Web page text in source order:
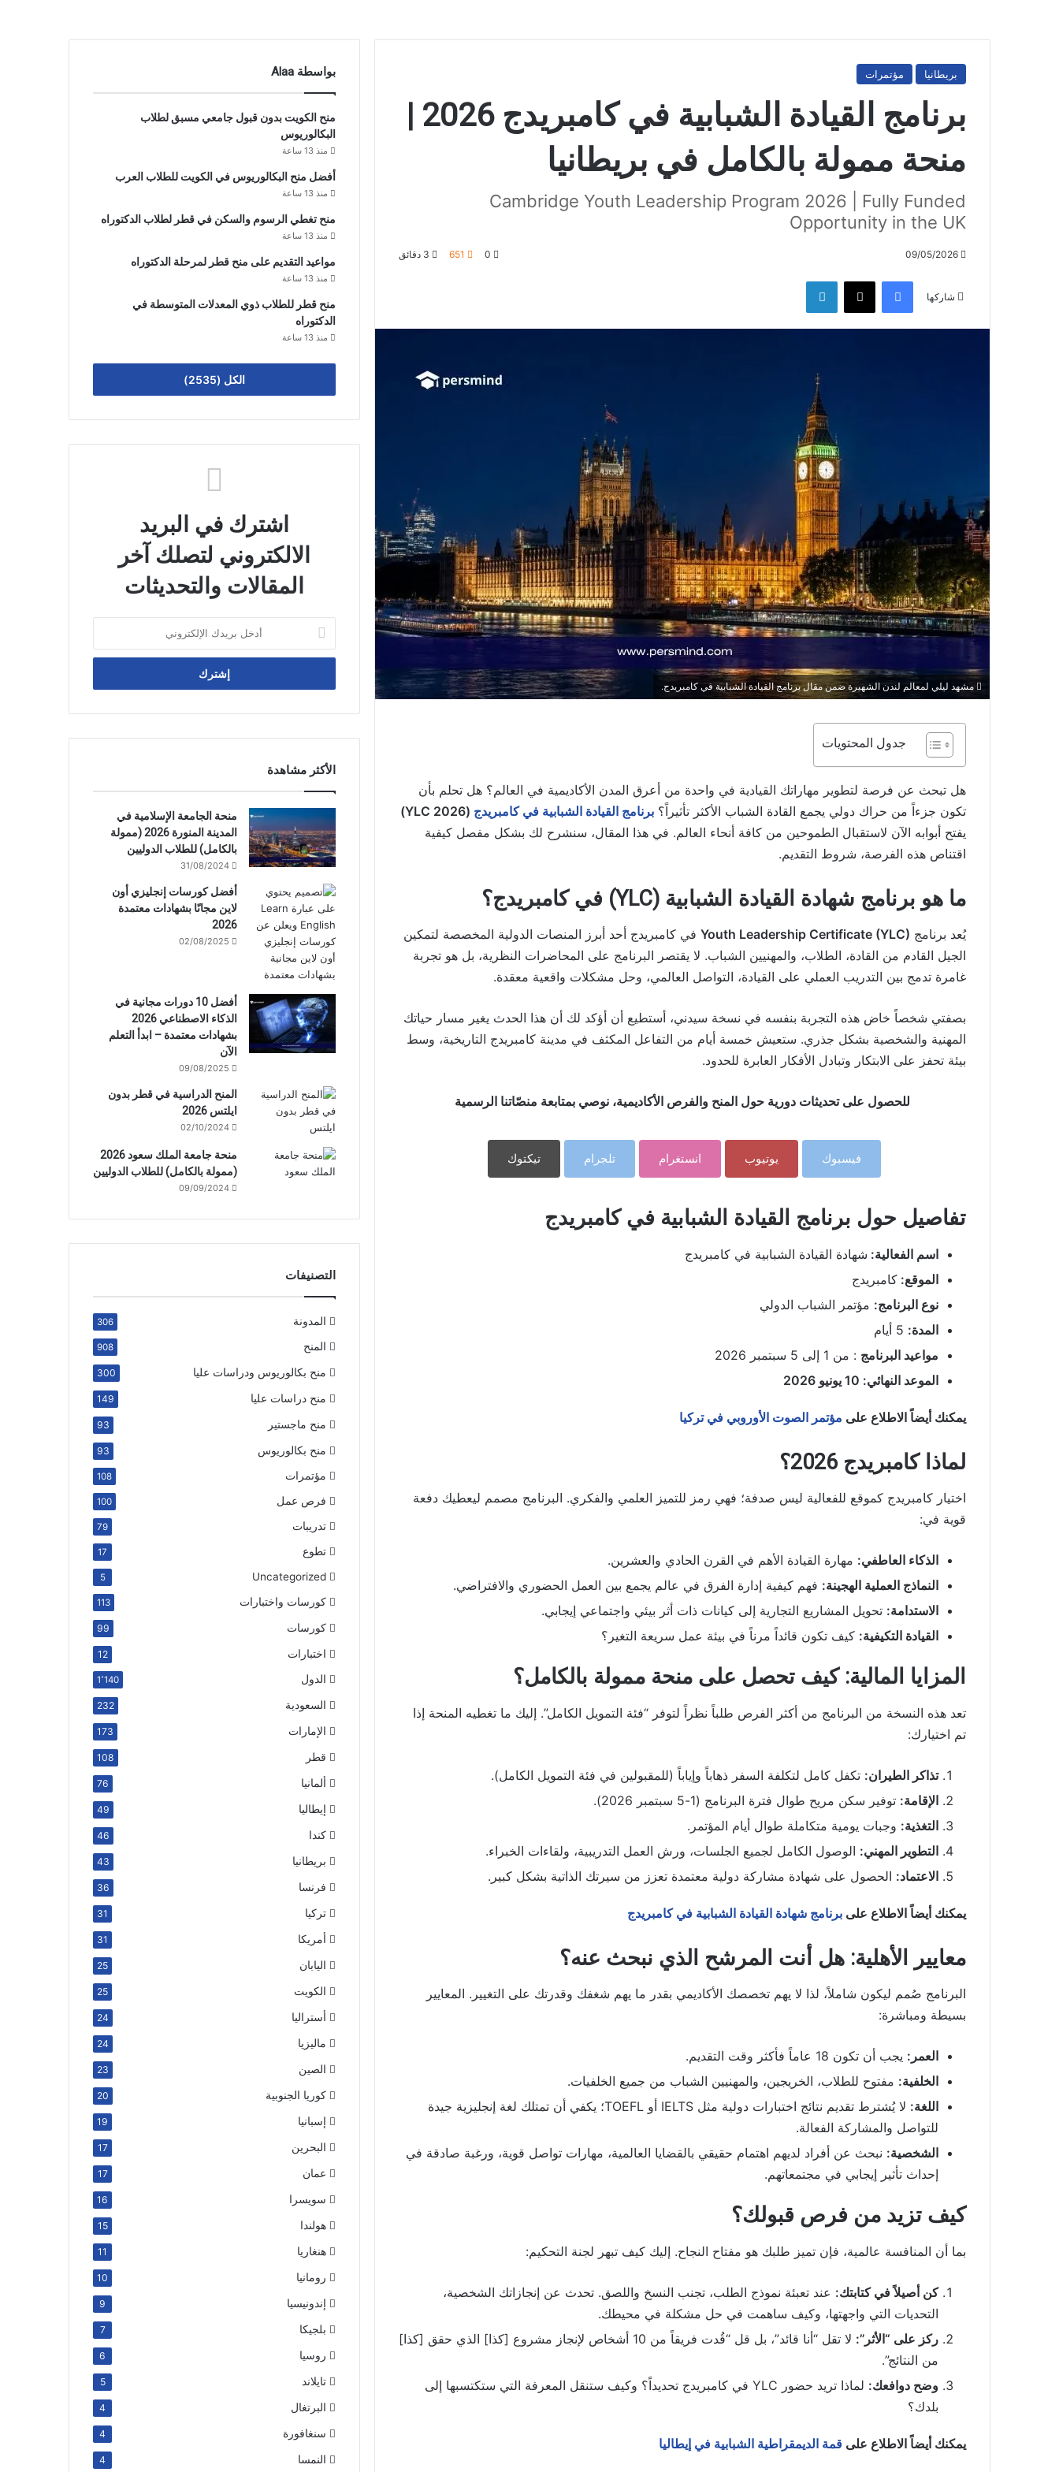
بريطانيا مؤتمرات
برنامج القيادة الشبابية في كامبريدج 2026 |
منحة ممولة بالكامل في بريطانيا
Cambridge Youth Leadership Program 2026 | Fully Funded
Opportunity in the UK
09/05/2026
0
651
شاركها
فيسبوك ‫X لينكدإن
مشهد ليلي لمعالم لندن الشهيرة ضمن مقال برنامج القيادة الشبابية في كامبريدج.
جدول المحتويات
هل تبحث عن فرصة لتطوير مهاراتك القيادية في واحدة من أعرق المدن الأكاديمية في العالم؟ هل تحلم بأن
تكون جزءاً من حراك دولي يجمع القادة الشباب الأكثر تأثيراً؟ برنامج القيادة الشبابية في كامبريدج (YLC 2026)
يفتح أبوابه الآن لاستقبال الطموحين من كافة أنحاء العالم. في هذا المقال، سنشرح لك بشكل مفصل كيفية
اقتناص هذه الفرصة، شروط التقديم.
ما هو برنامج شهادة القيادة الشبابية (YLC) في كامبريدج؟
يُعد برنامج Youth Leadership Certificate (YLC) في كامبريدج أحد أبرز المنصات الدولية المخصصة لتمكين
الجيل القادم من القادة، الطلاب، والمهنيين الشباب. لا يقتصر البرنامج على المحاضرات النظرية، بل هو تجربة
غامرة تدمج بين التدريب العملي على القيادة، التواصل العالمي، وحل مشكلات واقعية معقدة.
بصفتي شخصاً خاض هذه التجربة بنفسه في نسخة سيدني، أستطيع أن أؤكد لك أن هذا الحدث يغير مسار حياتك
المهنية والشخصية بشكل جذري. ستعيش خمسة أيام من التفاعل المكثف في مدينة كامبريدج التاريخية، وسط
بيئة تحفز على الابتكار وتبادل الأفكار العابرة للحدود.
للحصول على تحديثات دورية حول المنح والفرص الأكاديمية، نوصي بمتابعة منصّاتنا الرسمية
فيسبوك يوتيوب انستغرام تلجرام تيكتوك
تفاصيل حول برنامج القيادة الشبابية في كامبريدج
اسم الفعالية: شهادة القيادة الشبابية في كامبريدج
الموقع: كامبريدج
نوع البرنامج: مؤتمر الشباب الدولي
المدة:
مواعيد البرنامج : من 1 إلى 5 سبتمبر 2026
الموعد النهائي: 10 يونيو 2026
يمكنك أيضاً الاطلاع على مؤتمر الصوت الأوروبي في تركيا
لماذا كامبريدج 2026؟
اختيار كامبريدج كموقع للفعالية ليس صدفة؛ فهي رمز للتميز العلمي والفكري. البرنامج مصمم ليعطيك دفعة
قوية في:
الذكاء العاطفي: مهارة القيادة الأهم في القرن الحادي والعشرين.
النماذج العملية الهجينة: فهم كيفية إدارة الفرق في عالم يجمع بين العمل الحضوري والافتراضي.
الاستدامة: تحويل المشاريع التجارية إلى كيانات ذات أثر بيئي واجتماعي إيجابي.
القيادة التكيفية: كيف تكون قائداً مرناً في بيئة عمل سريعة التغير؟
المزايا المالية: كيف تحصل على منحة ممولة بالكامل؟
تعد هذه النسخة من البرنامج من أكثر الفرص طلباً نظراً لتوفر “فئة التمويل الكامل”. إليك ما تغطيه المنحة إذا
تم اختيارك:
تذاكر الطيران: تكفل كامل لتكلفة السفر ذهاباً وإياباً (للمقبولين في فئة التمويل الكامل).
الإقامة: توفير سكن مريح طوال فترة البرنامج (1-5 سبتمبر 2026).
التغذية: وجبات يومية متكاملة طوال أيام المؤتمر.
التطوير المهني: الوصول الكامل لجميع الجلسات، ورش العمل التدريبية، ولقاءات الخبراء.
الاعتماد: الحصول على شهادة مشاركة دولية معتمدة تعزز من سيرتك الذاتية بشكل كبير.
يمكنك أيضاً الاطلاع على برنامج شهادة القيادة الشبابية في كامبريدج
معايير الأهلية: هل أنت المرشح الذي نبحث عنه؟
البرنامج صُمم ليكون شاملاً، لذا لا يهم تخصصك الأكاديمي بقدر ما يهم شغفك وقدرتك على التغيير. المعايير
بسيطة ومباشرة:
العمر: يجب أن تكون 18 عاماً فأكثر وقت التقديم.
الخلفية: مفتوح للطلاب، الخريجين، والمهنيين الشباب من جميع الخلفيات.
اللغة:
لا يُشترط تقديم نتائج اختبارات دولية مثل IELTS أو TOEFL؛ يكفي أن تمتلك لغة إنجليزية جيدة
للتواصل والمشاركة الفعالة.
الشخصية: نبحث عن أفراد لديهم اهتمام حقيقي بالقضايا العالمية، مهارات تواصل قوية، ورغبة صادقة في
إحداث تأثير إيجابي في مجتمعاتهم.
كيف تزيد من فرص قبولك؟
بما أن المنافسة عالمية، فإن تميز طلبك هو مفتاح النجاح. إليك كيف تبهر لجنة التحكيم:
كن أصيلاً في كتابتك: عند تعبئة نموذج الطلب، تجنب النسخ واللصق. تحدث عن إنجازاتك الشخصية،
التحديات التي واجهتها، وكيف ساهمت في حل مشكلة في محيطك.
ركز على “الأثر”:
لا تقل “أنا قائد”، بل قل “قُدت فريقاً من 10 أشخاص لإنجاز مشروع [كذا] الذي حقق [كذا]
من النتائج”.
وضح دوافعك:
لماذا تريد حضور YLC في كامبريدج تحديداً؟ وكيف ستنقل المعرفة التي ستكتسبها إلى
بلدك؟
يمكنك أيضاً الاطلاع على قمة الديمقراطية الشبابية في إيطاليا
بواسطة Alaa
منح الكويت بدون قبول جامعي مسبق لطلاب
البكالوريوس
منذ 13 ساعة
أفضل منح البكالوريوس في الكويت للطلاب العرب
منذ 13 ساعة
منح تغطي الرسوم والسكن في قطر لطلاب الدكتوراه
منذ 13 ساعة
مواعيد التقديم على منح قطر لمرحلة الدكتوراه
منذ 13 ساعة
منح قطر للطلاب ذوي المعدلات المتوسطة في
الدكتوراه
منذ 13 ساعة
الكل (2535)
اشترك في البريد
الالكتروني لتصلك آخر
المقالات والتحديثات
بريدك
الإلكتروني
الأكثر مشاهدة
منحة الجامعة الإسلامية في
المدينة المنورة 2026 (ممولة
بالكامل) للطلاب الدوليين
31/08/2024
أفضل كورسات إنجليزي أون
لاين مجانًا بشهادات معتمدة
2026
02/08/2025
أفضل 10 دورات مجانية في
الذكاء الاصطناعي 2026
بشهادات معتمدة – ابدأ التعلم
الآن
09/08/2025
المنح الدراسية في قطر بدون
ايلتس 2026
02/10/2024
منحة جامعة الملك سعود 2026
(ممولة بالكامل) للطلاب الدوليين
09/09/2024
التصنيفات
المدونة 306
المنح 908
منح بكالوريوس ودراسات عليا 300
منح دراسات عليا 149
منح ماجستير 93
منح بكالوريوس 93
مؤتمرات 108
فرص عمل 100
تدريبات 79
تطوع 17
Uncategorized
5
كورسات واختبارات 113
كورسات 99
اختبارات 12
الدول 1٬140
السعودية 232
الإمارات 173
قطر 108
ألمانيا 76
إيطاليا 49
كندا 46
بريطانيا 43
فرنسا 36
تركيا 31
أمريكا 31
اليابان 25
الكويت 25
أستراليا 24
ماليزيا 24
الصين 23
كوريا الجنوبية 20
إسبانيا 19
البحرين 17
عمان 17
سويسرا 16
هولندا 15
هنغاريا 11
رومانيا 10
إندونيسيا 9
بلجيكا 7
روسيا 6
تايلاند 5
البرتغال 4
سنغافورة 4
النمسا 4